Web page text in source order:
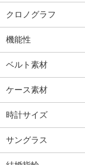
クロノグラフ
機能性
ベルト素材
ケース素材
時計サイズ
サングラス